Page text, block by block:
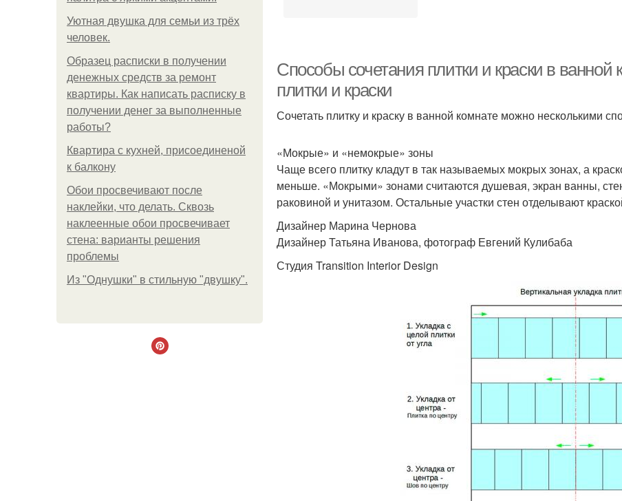
Уютная двушка для семьи из трёх
человек.
Образец расписки в получении
денежных средств за ремонт
квартиры. Как написать расписку в
получении денег за выполненные
работы?
Квартира с кухней, присоединеной
к балкону
Обои просвечивают после
наклейки, что делать. Сквозь
наклеенные обои просвечивает
стена: варианты решения
проблемы
Из "Однушки" в стильную "двушку".
Способы сочетания плитки и краски в
плитки и краски
Сочетать плитку и краску в ванной комнате можно несколькими
«Мокрые» и «немокрые» зоны
Чаще всего плитку кладут в так называемых мокрых зонах, а
меньше. «Мокрыми» зонами считаются душевая, экран ванны,
раковиной и унитазом. Остальные участки стен отделывают
Дизайнер Марина Чернова
Дизайнер Татьяна Иванова, фотограф Евгений Кулибаба
Студия Transition Interior Design